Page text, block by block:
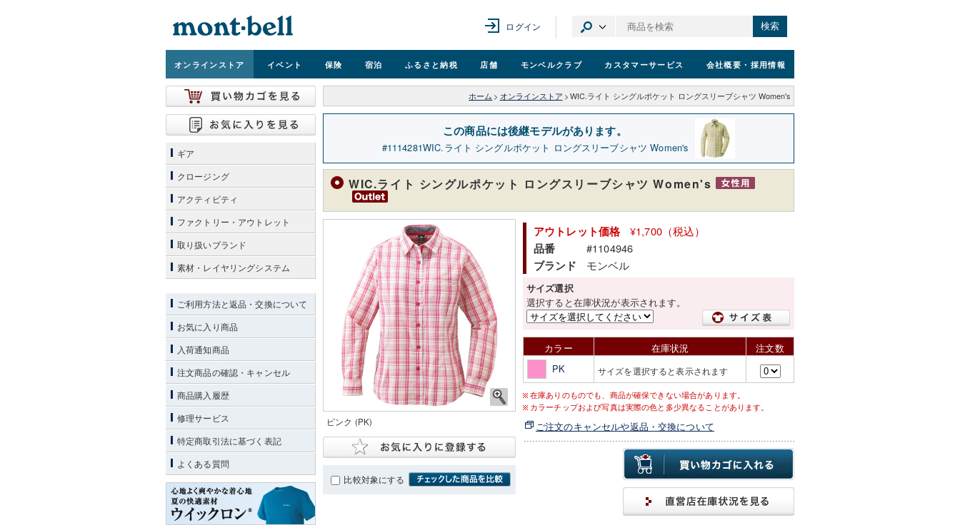
ログイン 検索
オンラインストア イベント 保険 宿泊 ふるさと納税 店舗 モンベルクラブ カスタマーサービス 会社概要 ・採用情報
ホーム > オンラインストア > WIC.ライト シングルポケット ロングスリーブシャツ Women's
この商品には後継モデルがあります。
1114281WIC.ライト シングルポケット ロングスリーブシャツ Women's
WIC.ライト シングルポケット ロングスリーブシャツ Women's
ピンク (PK)
比較対象にする
アウトレット価格 ¥1,700（税込）
品番 #1104946
ブランド モンベル
サイズ選択
選択すると在庫状況が表示されます。
カラー 在庫状況
注文数
PK
サイズを選択すると表示されます
在庫ありのものでも、商品が確保できない場合があります。
カラーチップおよび写真は実際の色と多少異なることがあります。
ご注文のキャンセルや返品・交換について
ギア
クロージング
アクティビティ
ファクトリー・アウトレット
取り扱いブランド
素材・レイヤリングシステム
ご利用方法と返品・交換について
お気に入り商品
入荷通知商品
注文商品の確認・キャンセル
商品購入履歴
修理サービス
特定商取引法に基づく表記
よくある質問